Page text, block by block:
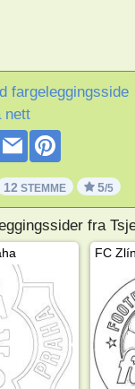
fargeleggingsside
nett
12 STEMME 5/5
fra
FC Zlín